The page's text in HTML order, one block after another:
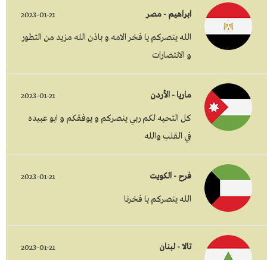
ابراهيم - مصر 2023-01-21
الله ينصركم يا فخر الامه و باذن الله مزيد من التطور
و الانتصارات
ماريا - الأردن 2023-01-21
كل التحيه لكم ربي ينصركم و يوفقكم و ابو عبيده
في القلب والله
فرح - الكويت 2023-01-21
الله ينصركم يا فخرنا
تالا - لبنان 2023-01-21